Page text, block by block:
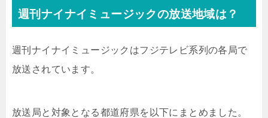
週刊ナイナイミュージックの放送地域は？
週刊ナイナイミュージックはフジテレビ系列の各局で
放送されています。
放送局と対象となる都道府県を以下にまとめました。